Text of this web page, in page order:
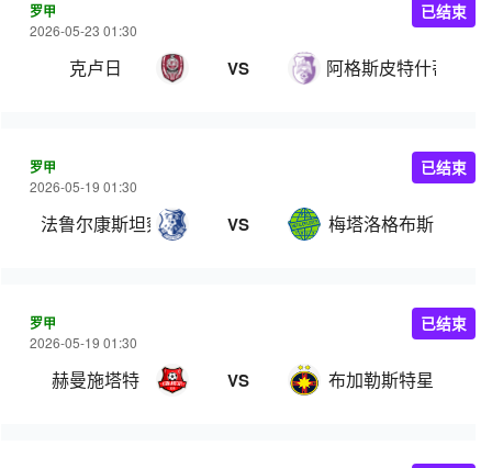
罗甲
2026-05-23 01:30
克卢日 VS 阿格斯皮特什蒂
已结束
罗甲
2026-05-19 01:30
法鲁尔康斯坦察 VS 梅塔洛格布斯
已结束
罗甲
2026-05-19 01:30
赫曼施塔特 VS 布加勒斯特星
已结束